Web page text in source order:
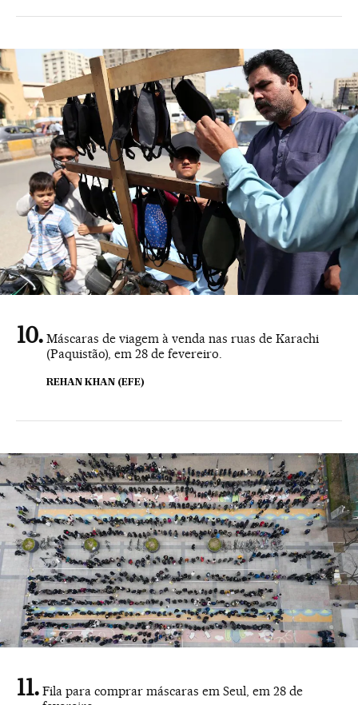
Máscaras de viagem à venda nas ruas de Karachi
(Paquistão), em 28 de fevereiro.
REHAN KHAN (EFE)
Fila para comprar máscaras em Seul, em 28 de